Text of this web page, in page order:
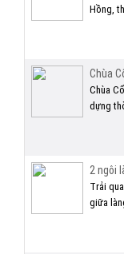
Hồng,
Chùa
Chùa
dựng
2 ngôi
Trải
giữa